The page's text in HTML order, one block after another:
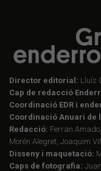
Director editorial: Lluís
Cap de redacció
Coordinació EDR i
Coordinació Anuari de
Redacció: Ferran
Morén Alegret, Joaquim
Disseny i maquetació:
Caps de fotografia: